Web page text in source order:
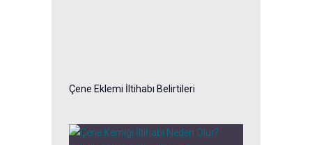
Çene Eklemi İltihabı Belirtileri